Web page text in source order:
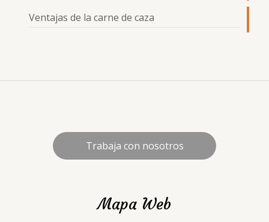
Ventajas de la carne de caza
Trabaja con nosotros
Mapa Web